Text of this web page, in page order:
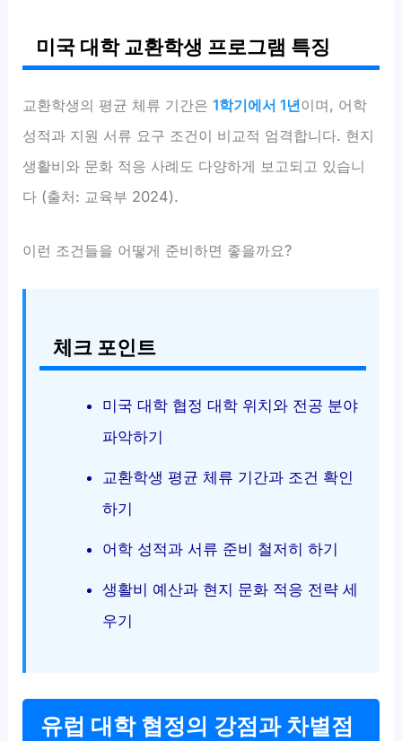
미국 대학 교환학생 프로그램 특징
교환학생의 평균 체류 기간은1학기에서 1년이며, 어학
성적과 지원 서류 요구 조건이 비교적 엄격합니다. 현지
생활비와 문화 적응 사례도 다양하게 보고되고 있습니
다 (출처: 교육부 2024).
이런 조건들을 어떻게 준비하면 좋을까요?
체크 포인트
미국 대학 협정 대학 위치와 전공 분야
파악하기
교환학생 평균 체류 기간과 조건 확인
하기
어학 성적과 서류 준비 철저히 하기
생활비 예산과 현지 문화 적응 전략 세
우기
유럽 대학 협정의 강점과 차별점